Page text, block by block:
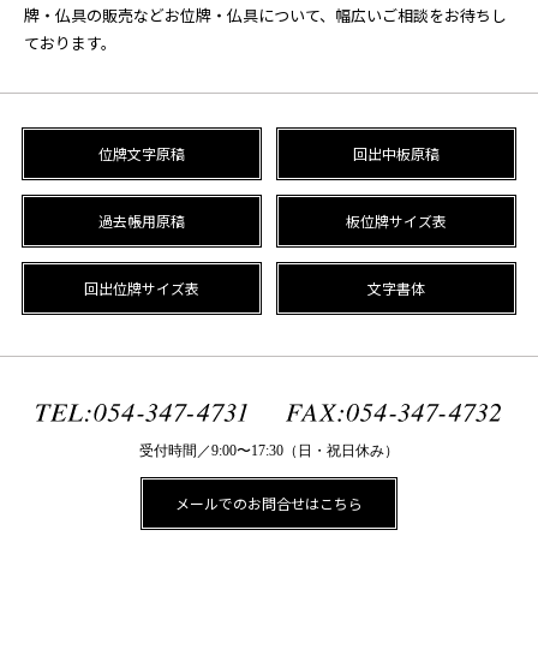
牌・仏具の販売などお位牌・仏具について、幅広いご相談をお待ちし
ております。
位牌文字原稿 回出中板原稿
過去帳用原稿 板位牌サイズ表
回出位牌サイズ表 文字書体
受付時間／9:00〜17:30（日・祝日休み）
メールでのお問合せはこちら